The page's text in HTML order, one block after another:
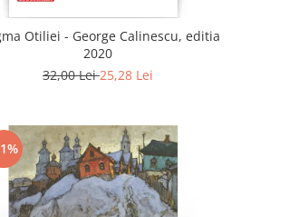
Otiliei - George Calinescu, editia
2020
32,00 Lei25,28 Lei